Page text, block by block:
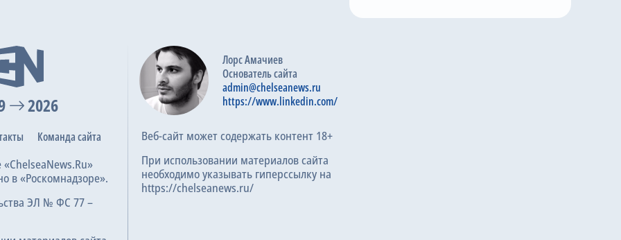
2026
Команда сайта
в «Роскомнадзоре».
ЭЛ № ФС 77 –
Лорс Амачиев
Основатель сайта
admin@chelseanews.ru
https://www.linkedin.com/
Веб-сайт может содержать контент 18+
При использовании материалов сайта
необходимо указывать гиперссылку на
https://chelseanews.ru/